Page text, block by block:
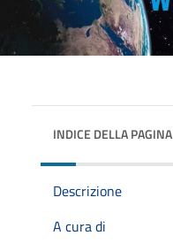
INDICE DELLA PAGINA
Descrizione
A cura di